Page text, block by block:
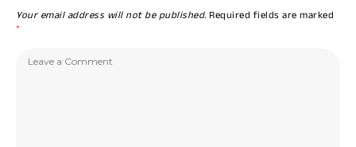
Your email address will not be published. Required fields are marked
*